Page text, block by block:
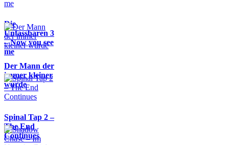
Die
Unfassbaren 3
– Now you see
me
Der Mann der
immer kleiner
wurde
Spinal Tap 2 –
The End
Continues